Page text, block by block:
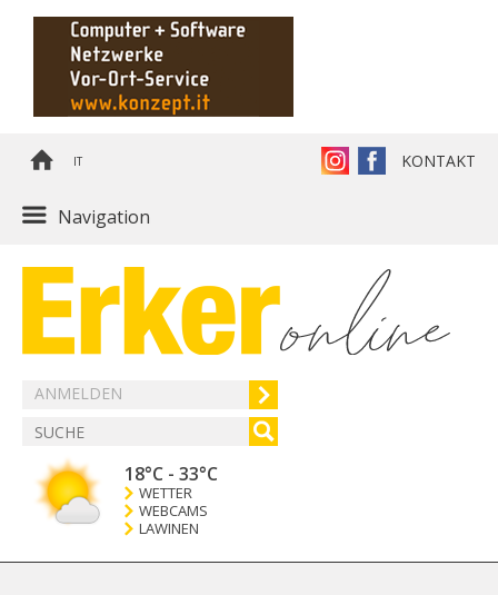
IT KONTAKT
Navigation
ANMELDEN
18°C - 33°C
WETTER
WEBCAMS
LAWINEN